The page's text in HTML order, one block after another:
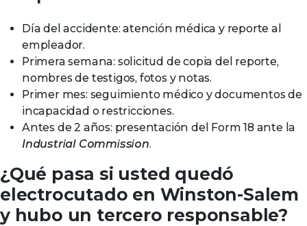
Día del accidente: atención médica y reporte al
empleador.
Primera semana: solicitud de copia del reporte,
nombres de testigos, fotos y notas.
Primer mes: seguimiento médico y documentos de
incapacidad o restricciones.
Antes de 2 años: presentación del Form 18 ante la
Industrial Commission.
¿Qué pasa si usted quedó
electrocutado en Winston-Salem
y hubo un tercero responsable?